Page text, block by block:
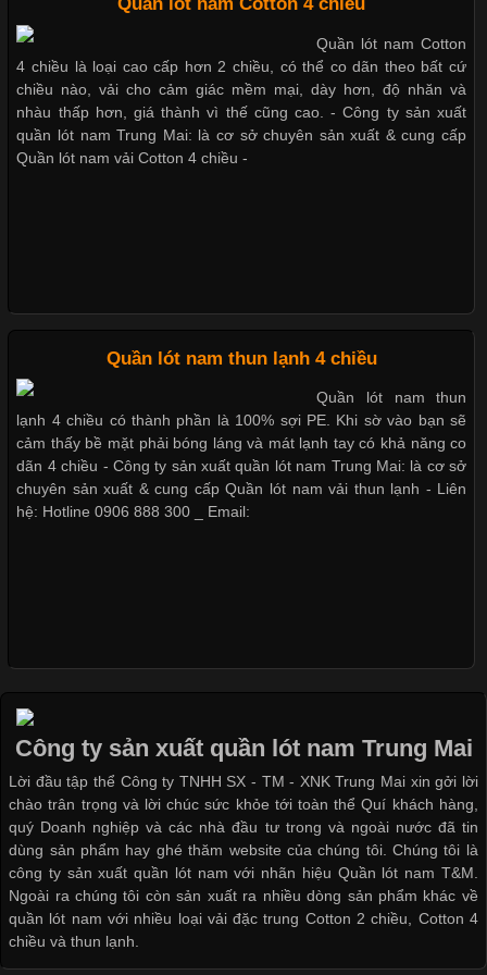
Cập nhật 2026-05-20 14:58:56
Vải thun là một trong những chất liệu được sử dụng rộng rãi
nhất trong ngành thời trang nhờ đặc tính co giãn, mềm mại và
thoải mái khi mặc. Từ áo thun, đồ thể thao cho đến đồ lót nam,
vải thun luôn đóng vai trò quan trọng trong quá trình sản xuất.
Cập nhật 2026-05-09 15:58:23
Các Form Áo Thun Phổ Biến Hiện Nay Và Xu Hướng Trong
Ngành May Mặc Áo thun là một trong những trang phục quen
thuộc và được sử dụng phổ biến nhất hiện nay. Không chỉ đa
dạng về màu sắc hay chất liệu, áo thun còn có nhiều form dáng
khác nhau để phù hợp với từng phong cách thời trang và nhu
cầu
Áo phông là một trong những trang phục phổ biến nhất trong
đời sống hiện đại nhờ sự tiện lợi, thoải mái và dễ phối đồ.
Không chỉ xuất hiện trong thời trang thường ngày, áo phông còn
được ứng dụng rộng rãi trong ngành sản xuất may mặc, đặc
biệt là các sản phẩm từ vải thun. Hiện nay,
Công Nghệ In Chuyển Nhiệt Trong Ngành Thời Trang Hiện
Bộ sưu tập quần lót nam Boxer TpHCM
Quần lót nam boxer thun lạnh
Dễ chịu hơn với quần lót nam giá rẻ vải Cotton 4 chiều
Quần lót nam Cotton
4 chiều là loại cao cấp hơn 2 chiều, có thể co dãn theo bất cứ
chiều nào, vải cho cảm giác mềm mại, dày hơn, độ nhăn và
nhàu thấp hơn, giá thành vì thế cũng cao. - Công ty sản xuất
quần lót nam Trung Mai: là cơ sở chuyên sản xuất & cung cấp
Quần lót nam vải Cotton 4 chiều -
Quần lót nam thun lạnh 4 chiều
Quần lót nam thun
lạnh 4 chiều có thành phần là 100% sợi PE. Khi sờ vào bạn sẽ
cảm thấy bề mặt phải bóng láng và mát lạnh tay có khả năng co
dãn 4 chiều - Công ty sản xuất quần lót nam Trung Mai: là cơ sở
chuyên sản xuất & cung cấp Quần lót nam vải thun lạnh - Liên
hệ: Hotline 0906 888 300 _ Email:
Công ty sản xuất quần lót nam Trung Mai
Lời đầu tập thể Công ty TNHH SX - TM - XNK Trung Mai xin gởi lời
chào trân trọng và lời chúc sức khỏe tới toàn thể Quí khách hàng,
quý Doanh nghiệp và các nhà đầu tư trong và ngoài nước đã tin
dùng sản phẩm hay ghé thăm website của chúng tôi. Chúng tôi là
công ty sản xuất quần lót nam với nhãn hiệu Quần lót nam T&M.
Ngoài ra chúng tôi còn sản xuất ra nhiều dòng sản phẩm khác về
quần lót nam với nhiều loại vải đặc trung Cotton 2 chiều, Cotton 4
chiều và thun lạnh.